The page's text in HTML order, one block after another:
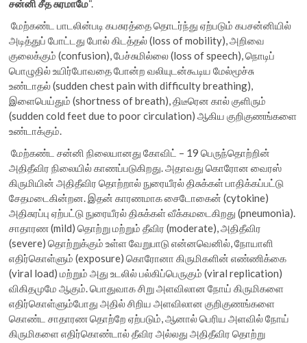
சன்னிசீதசுரமாமே“.
மேற்கண்ட பாடலின்படி கபசுரத்தை தொடர்ந்து ஏற்படும் கபசன்னியில்
அடித்துப் போட்டது போல் கிடத்தல் (loss of mobility), அறிவை
குலைக்கும் (confusion), பேச்சுமில்லை (loss of speech), நொடிப்
பொழுதில் உயிர்போவதை போன்ற வலியுடன்கூடிய மேல்மூச்சு
உண்டாதல் (sudden chest pain with difficulty breathing),
இளைபெய்தும் (shortness of breath), திடீரென கால் குளிரும்
(sudden cold feet due to poor circulation) ஆகிய குறிகுணங்களை
உண்டாக்கும்.
மேற்கண்ட சன்னி நிலையானது கோவிட் – 19 பெருந்தொற்றின்
அதிதீவிர நிலையில் காணப்படுகிறது. அதாவது கொரோன வைரஸ்
கிருமியின் அதிதீவிர தொற்றால் நுரையீரல் திசுக்கள் பாதிக்கப்பட்டு
சேதமடைகின்றன. இதன் காரணமாக சைடோகைன் (cytokine)
அதிசுரப்பு ஏற்பட்டு நுரையீரல் திசுக்கள் வீக்கமடைகிறது (pneumonia).
சாதாரண (mild) தொற்று மற்றும் தீவிர (moderate), அதிதீவிர
(severe) தொற்றுக்கும் உள்ள வேறுபாடு என்னவெனில், நோயாளி
எதிர்கொள்ளும் (exposure) கொரோனா கிருமிகளின் எண்ணிக்கை
(viral load) மற்றும் அது உடலில் பல்கிப்பெருகும் (viral replication)
விகிதமுமே ஆகும். பொதுவாக சிறு அளவிலான நோய் கிருமிகளை
எதிர்கொள்ளும்போது அதில் சிறிய அளவிலான குறிகுணங்களை
கொண்ட சாதாரண தொற்றே ஏற்படும், ஆனால் பெரிய அளவில் நோய்
கிருமிகளை எதிர்கொண்டால் தீவிர அல்லது அதிதீவிர தொற்று